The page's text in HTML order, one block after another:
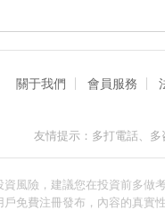
關于我們 會員服務
友情提示：多打電話、
風險，建議您在投資前多
免費注冊發布，內容的真